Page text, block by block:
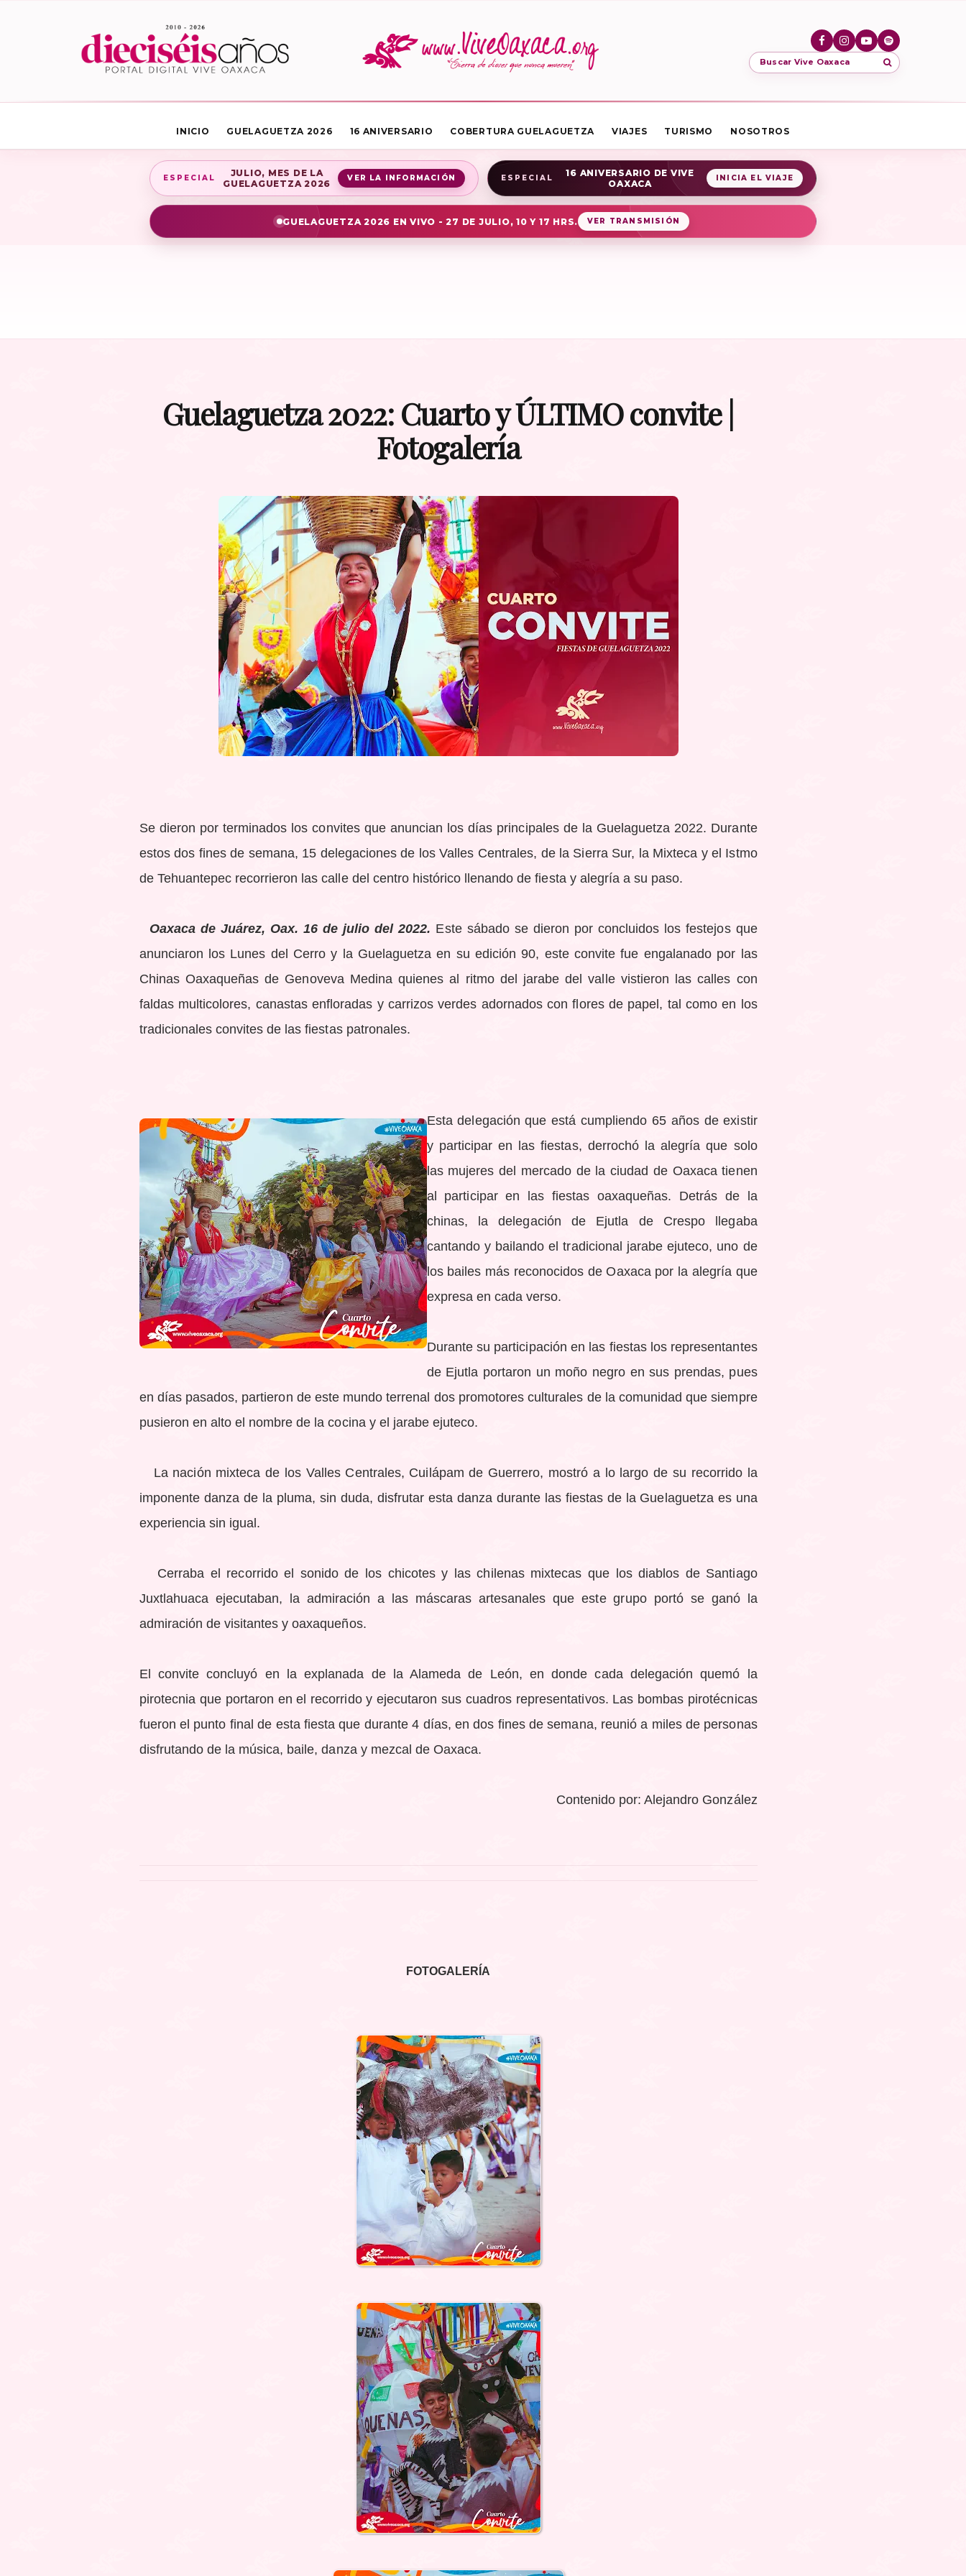
Buscar Vive Oaxaca
INICIO GUELAGUETZA 2026 16 ANIVERSARIO COBERTURA GUELAGUETZA VIAJES TURISMO NOSOTROS
ESPECIAL
JULIO, MES DE LA
GUELAGUETZA 2026
VER LA INFORMACIÓN ESPECIAL
16 ANIVERSARIO DE VIVE
OAXACA
INICIA EL VIAJE
GUELAGUETZA 2026 EN VIVO - 27 DE JULIO, 10 Y 17 HRS. VER TRANSMISIÓN
Guelaguetza 2022: Cuarto y ÚLTIMO convite |
Fotogalería
Se dieron por terminados los convites que anuncian los días principales de la Guelaguetza 2022. Durante
estos dos fines de semana, 15 delegaciones de los Valles Centrales, de la Sierra Sur, la Mixteca y el Istmo
de Tehuantepec recorrieron las calle del centro histórico llenando de fiesta y alegría a su paso.
Oaxaca de Juárez, Oax. 16 de julio del 2022. Este sábado se dieron por concluidos los festejos que
anunciaron los Lunes del Cerro y la Guelaguetza en su edición 90, este convite fue engalanado por las
Chinas Oaxaqueñas de Genoveva Medina quienes al ritmo del jarabe del valle vistieron las calles con
faldas multicolores, canastas enfloradas y carrizos verdes adornados con flores de papel, tal como en los
tradicionales convites de las fiestas patronales.
Esta delegación que está cumpliendo 65 años de existir
y participar en las fiestas, derrochó la alegría que solo
las mujeres del mercado de la ciudad de Oaxaca tienen
al participar en las fiestas oaxaqueñas. Detrás de la
chinas, la delegación de Ejutla de Crespo llegaba
cantando y bailando el tradicional jarabe ejuteco, uno de
los bailes más reconocidos de Oaxaca por la alegría que
expresa en cada verso.
Durante su participación en las fiestas los representantes
de Ejutla portaron un moño negro en sus prendas, pues
en días pasados, partieron de este mundo terrenal dos promotores culturales de la comunidad que siempre
pusieron en alto el nombre de la cocina y el jarabe ejuteco.
La nación mixteca de los Valles Centrales, Cuilápam de Guerrero, mostró a lo largo de su recorrido la
imponente danza de la pluma, sin duda, disfrutar esta danza durante las fiestas de la Guelaguetza es una
experiencia sin igual.
Cerraba el recorrido el sonido de los chicotes y las chilenas mixtecas que los diablos de Santiago
Juxtlahuaca ejecutaban, la admiración a las máscaras artesanales que este grupo portó se ganó la
admiración de visitantes y oaxaqueños.
El convite concluyó en la explanada de la Alameda de León, en donde cada delegación quemó la
pirotecnia que portaron en el recorrido y ejecutaron sus cuadros representativos. Las bombas pirotécnicas
fueron el punto final de esta fiesta que durante 4 días, en dos fines de semana, reunió a miles de personas
disfrutando de la música, baile, danza y mezcal de Oaxaca.
Contenido por: Alejandro González
FOTOGALERÍA